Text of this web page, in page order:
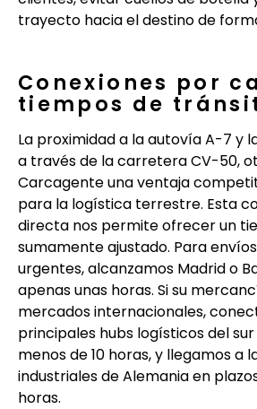
trayecto hacia el destino de
Conexiones por
tiempos de
La proximidad a la autovía A-7 y
a través de la carretera CV-50,
Carcagente una ventaja
para la logística terrestre. Esta
directa nos permite ofrecer un
sumamente ajustado. Para
urgentes, alcanzamos Madrid o
apenas unas horas. Si su
mercados internacionales,
principales hubs logísticos del
menos de 10 horas, y llegamos a
industriales de Alemania en
horas.